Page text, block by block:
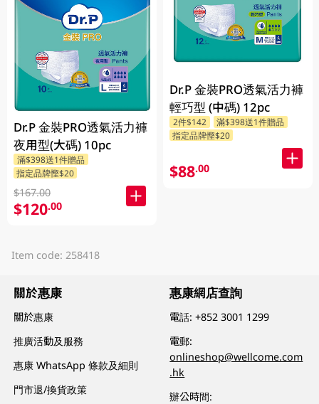
Dr.P 金裝PRO透氣活力褲
夜用型(大碼) 10pc
滿$398送1件贈品
指定品牌慳$20
$167.00
$120.00
Dr.P 金裝PRO透氣活力褲
輕巧型 (中碼) 12pc
2件$142
滿$398送1件贈品
指定品牌慳$20
$88.00
Item code: 258418
關於惠康
關於惠康
推廣活動及服務
惠康 WhatsApp 條款及細則
門市退/換貨政策
惠康網店查詢
電話:+852 3001 1299
電郵:
onlineshop@wellcome.com
.hk
辦公時間: